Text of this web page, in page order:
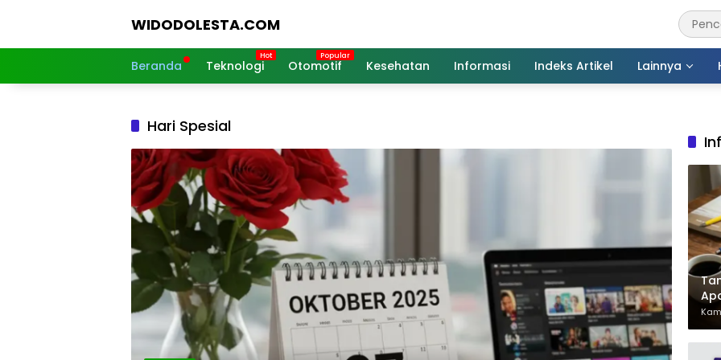
WIDODOLESTA.COM
dan
Terkini
Beranda Teknologi Otomotif Kesehatan Informasi Indeks Artikel Lainnya
Hari Spesial